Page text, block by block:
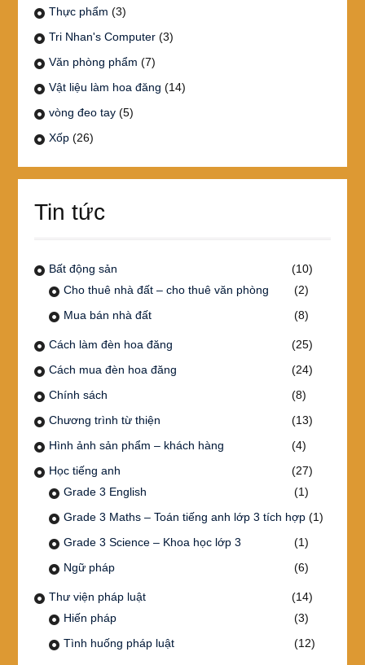
Thực phẩm (3)
Tri Nhan's Computer (3)
Văn phòng phẩm (7)
Vật liệu làm hoa đăng (14)
vòng đeo tay (5)
Xốp (26)
Tin tức
Bất động sản
(10)
Cho thuê nhà đất – cho thuê văn phòng
(2)
Mua bán nhà đất
(8)
Cách làm đèn hoa đăng
(25)
Cách mua đèn hoa đăng
(24)
Chính sách
(8)
Chương trình từ thiện
(13)
Hình ảnh sản phẩm – khách hàng
(4)
Học tiếng anh
(27)
Grade 3 English
(1)
Grade 3 Maths – Toán tiếng anh lớp 3 tích hợp(1)
Grade 3 Science – Khoa học lớp 3
(1)
Ngữ pháp
(6)
Thư viện pháp luật
(14)
Hiến pháp
(3)
Tình huống pháp luật
(12)